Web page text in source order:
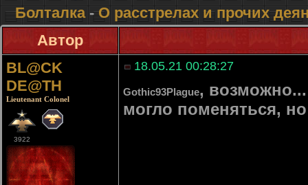
Болталка-О расстрелах и прочих
Автор
BL@CK
DE@TH
Lieutenant Colonel
3922
18.05.21 00:28:27
Gothic93Plague, возможно...
могло поменяться,